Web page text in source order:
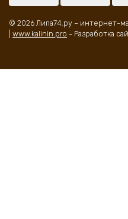
© 2026 Липа74.ру – интернет-
www.kalinin.pro - Разработка